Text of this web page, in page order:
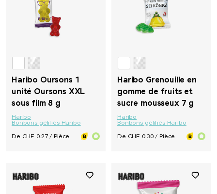
Haribo Oursons 1
unité Oursons XXL
sous film 8 g
Haribo
Bonbons gélifiés Haribo
De CHF 0.27 / Pièce
Haribo Grenouille en
gomme de fruits et
sucre mousseux 7 g
Haribo
Bonbons gélifiés Haribo
De CHF 0.30 / Pièce